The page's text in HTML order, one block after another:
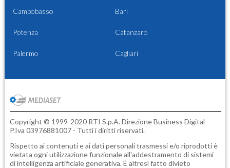
Campobasso Bari
Potenza Catanzaro
Palermo Cagliari
Copyright © 1999-2020 RTI S.p.A. Direzione Business Digital -
P.Iva 03976881007 - Tutti i diritti riservati.
Rispetto ai contenuti e ai dati personali trasmessi e/o riprodotti è
vietata ogni utilizzazione funzionale all'addestramento di sistemi
di intelligenza artificiale generativa. È altresì fatto divieto